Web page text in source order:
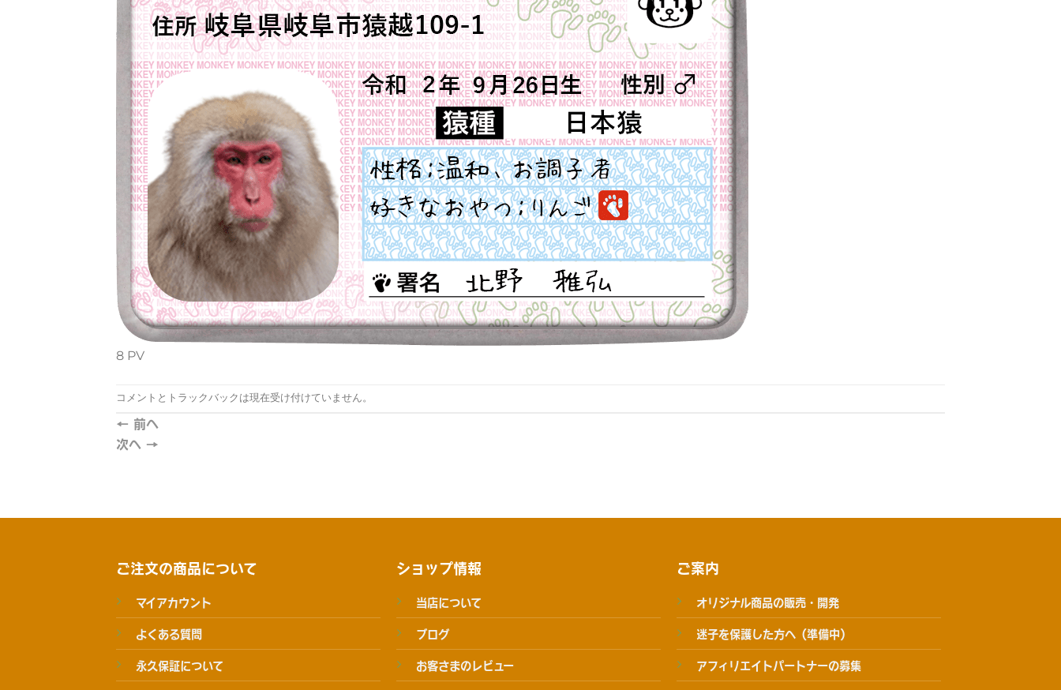
8 PV
コメントとトラックバックは現在受け付けていません。
← 前へ
次へ →
ご注文の商品について
マイアカウント
よくある質問
永久保証について
ショップ情報
当店について
ブログ
お客さまのレビュー
ご案内
オリジナル商品の販売・開発
迷子を保護した方へ（準備中）
アフィリエイトパートナーの募集